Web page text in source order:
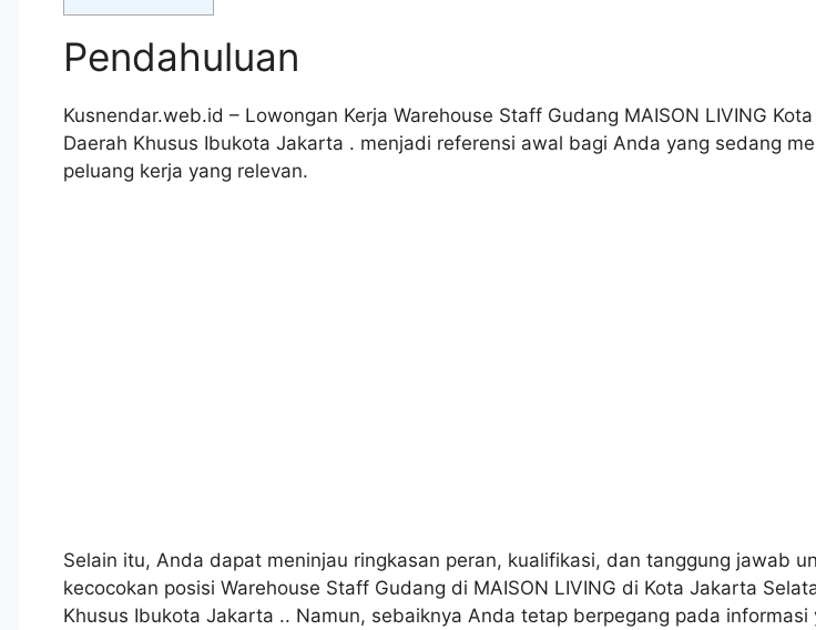
Pendahuluan
Kusnendar.web.id – Lowongan Kerja Warehouse Staff Gudang MAISON LIVING
Daerah Khusus Ibukota Jakarta . menjadi referensi awal bagi Anda yang sedang
peluang kerja yang relevan.
Selain itu, Anda dapat meninjau ringkasan peran, kualifikasi, dan tanggung jawab
kecocokan posisi Warehouse Staff Gudang di MAISON LIVING di Kota Jakarta
Khusus Ibukota Jakarta .. Namun, sebaiknya Anda tetap berpegang pada informasi